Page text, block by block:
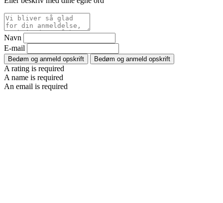
Navn
E-mail
Bedøm og anmeld opskrift Bedøm og anmeld opskrift
A rating is required
A name is required
An email is required